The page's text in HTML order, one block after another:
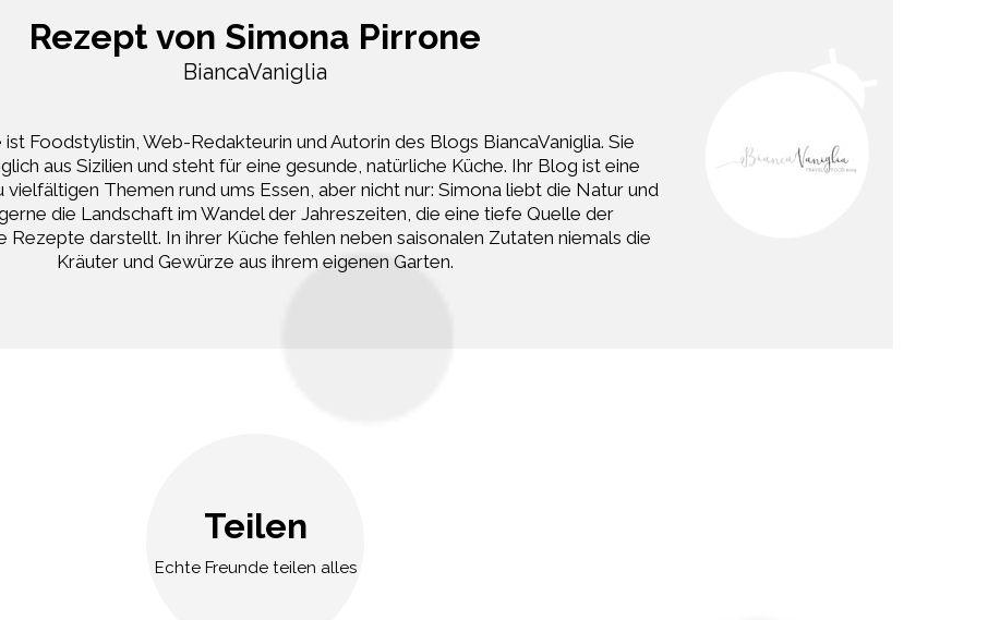
Rezept von Simona Pirrone
BiancaVaniglia
ist Foodstylistin, Web-Redakteurin und Autorin des Blogs BiancaVaniglia. Sie
aus Sizilien und steht für eine gesunde, natürliche Küche. Ihr Blog ist eine
Themen rund ums Essen, aber nicht nur: Simona liebt die Natur und
die Landschaft im Wandel der Jahreszeiten, die eine tiefe Quelle der
Rezepte darstellt. In ihrer Küche fehlen neben saisonalen Zutaten niemals die
Kräuter und Gewürze aus ihrem eigenen Garten.
Teilen
Echte Freunde teilen alles